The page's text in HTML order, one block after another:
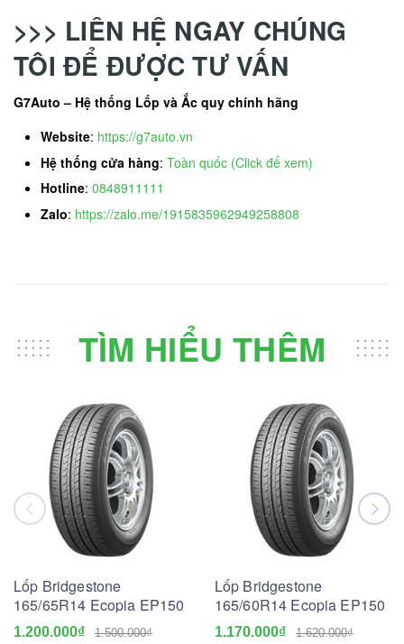
>>> LIÊN HỆ NGAY CHÚNG
TÔI ĐỂ ĐƯỢC TƯ VẤN
G7Auto – Hệ thống Lốp và Ắc quy chính hãng
Website: https://g7auto.vn
Hệ thống cửa hàng: Toàn quốc (Click để xem)
Hotline: 0848911111
Zalo: https://zalo.me/1915835962949258808
TÌM HIỂU THÊM
Lốp Bridgestone
165/65R14 Ecopia EP150
1.200.000₫ 1.500.000₫
Lốp Bridgestone
165/60R14 Ecopia EP150
1.170.000₫ 1.620.000₫